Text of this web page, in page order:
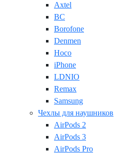
Axtel
BC
Borofone
Denmen
Hoco
iPhone
LDNIO
Remax
Samsung
Чехлы для наушников
AirPods 2
AirPods 3
AirPods Pro